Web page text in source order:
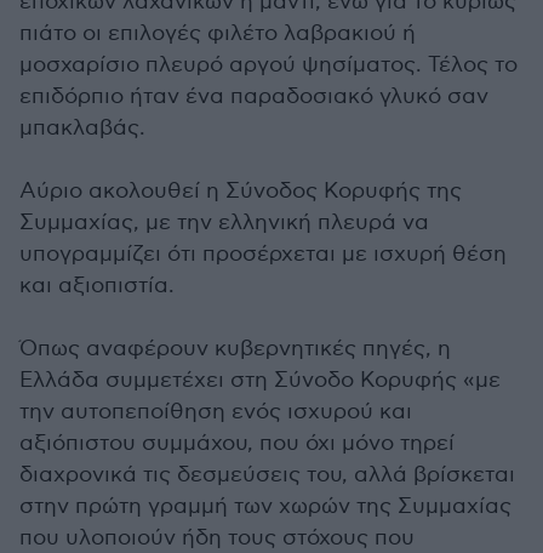
πιάτο οι επιλογές φιλέτο λαβρακιού ή
μοσχαρίσιο πλευρό αργού ψησίματος. Τέλος το
επιδόρπιο ήταν ένα παραδοσιακό γλυκό σαν
μπακλαβάς.
Αύριο ακολουθεί η Σύνοδος Κορυφής της
Συμμαχίας, με την ελληνική πλευρά να
υπογραμμίζει ότι προσέρχεται με ισχυρή θέση
και αξιοπιστία.
Όπως αναφέρουν κυβερνητικές πηγές, η
Ελλάδα συμμετέχει στη Σύνοδο Κορυφής «με
την αυτοπεποίθηση ενός ισχυρού και
αξιόπιστου συμμάχου, που όχι μόνο τηρεί
διαχρονικά τις δεσμεύσεις του, αλλά βρίσκεται
στην πρώτη γραμμή των χωρών της Συμμαχίας
που υλοποιούν ήδη τους στόχους που